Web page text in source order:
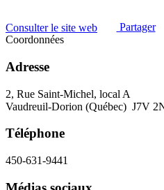
Consulter le site web
Partager
Coordonnées
Adresse
2, Rue Saint-Michel, local A
Vaudreuil-Dorion (Québec) J7V
Téléphone
450-631-9441